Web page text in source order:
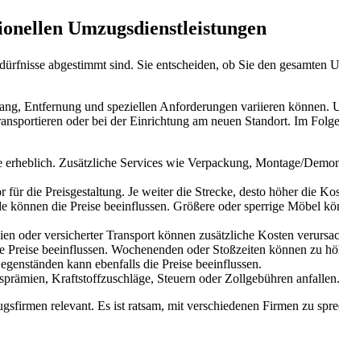
Umzugsdienstleistungen
abgestimmt sind. Sie entscheiden, ob Sie den gesamten
Entfernung und speziellen Anforderungen variieren können.
oder bei der Einrichtung am neuen Standort. Im
Zusätzliche Services wie Verpackung, Montage/
die Preisgestaltung. Je weiter die Strecke, desto höher die
die Preise beeinflussen. Größere oder sperrige Möbel
oder versicherter Transport können zusätzliche Kosten
beeinflussen. Wochenenden oder Stoßzeiten können zu
kann ebenfalls die Preise beeinflussen.
Kraftstoffzuschläge, Steuern oder Zollgebühren anfallen.
relevant. Es ist ratsam, mit verschiedenen Firmen zu